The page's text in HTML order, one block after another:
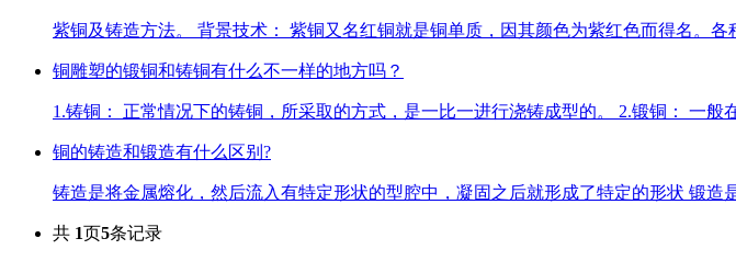
紫铜及铸造方法。 背景技术： 紫铜又名红铜就是铜单质，因其颜色为紫红色而得名。
铜雕塑的锻铜和铸铜有什么不一样的地方吗？
1.铸铜： 正常情况下的铸铜，所采取的方式，是一比一进行浇铸成型的。 2.锻铜： 一
铜的铸造和锻造有什么区别?
铸造是将金属熔化，然后流入有特定形状的型腔中，凝固之后就形成了特定的形状 锻
共 1页5条记录